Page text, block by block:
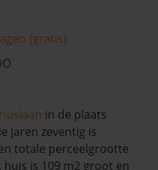
(gratis)
in de plaats
jaren zeventig is
totale perceelgrootte
is 109 m2 groot en